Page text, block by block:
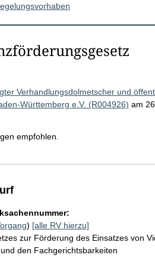
Verhandlungsdolmetscher und
Württemberg e.V. (R004926) am
empfohlen.
) [alle RV hierzu]
zur Förderung des Einsatzes von
den Fachgerichtsbarkeiten